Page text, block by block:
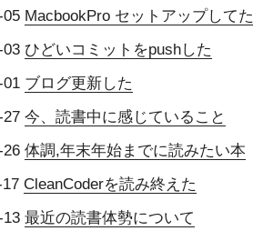
05 MacbookPro セットアップしてた
03ひどいコミットをpushした
01 ブログ更新した
27今、読書中に感じていること
26体調,年末年始までに読みたい本
17CleanCoderを読み終えた
13最近の読書体勢について